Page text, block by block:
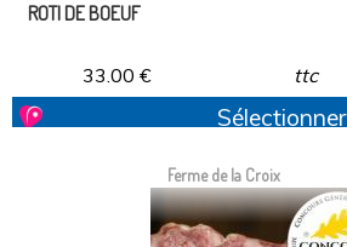
ROTI DE BOEUF
33.00 € ttc
Sélectionner
Ferme de la Croix